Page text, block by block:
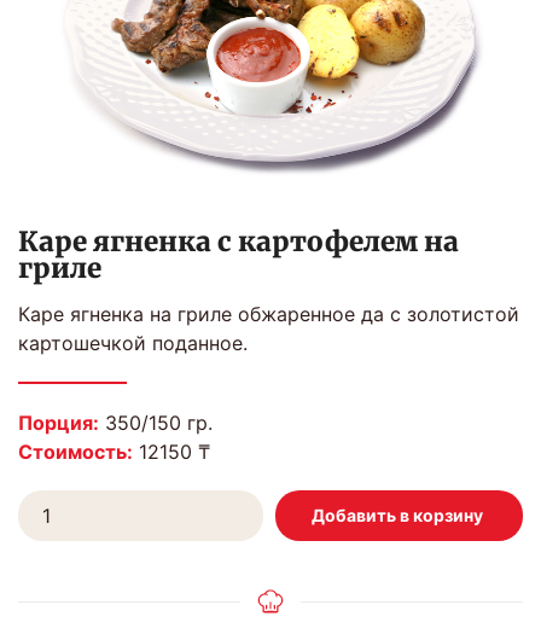
Каре ягненка с картофелем на
гриле
Каре ягненка на гриле обжаренное да с золотистой
картошечкой поданное.
Порция: 350/150 гр.
Стоимость: 12150 ₸